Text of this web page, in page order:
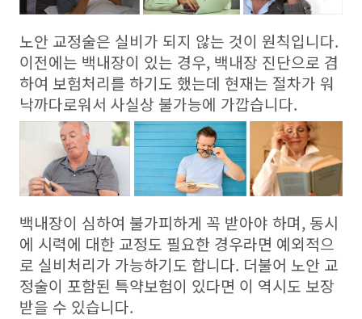
노안 교정술은 실비가 되지 않는 것이 원칙입니다.
이전에는 백내장이 있는 경우, 백내장 진단으로 겸
하여 보험처리를 하기도 했는데 현재는 절차가 워
낙까다로워서 사실상 불가능에 가깝습니다.
백내장이 심하여 불가피하게 꼭 받아야 하며, 동시
에 시력에 대한 교정도 필요한 경우라면 예외적으
로 실비처리가 가능하기도 합니다. 더불어 노안 교
정술이 포함된 특약보험이 있다면 이 역시도 보장
받을 수 있습니다.